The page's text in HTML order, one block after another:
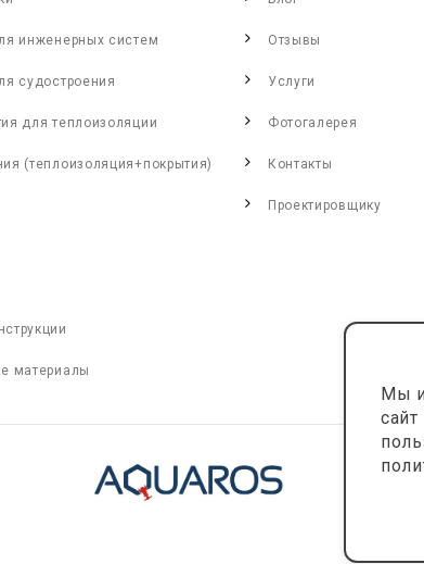
инженерных систем
судостроения
для теплоизоляции
(теплоизоляция+покрытия)
материалы
Отзывы
Услуги
Фотогалерея
Контакты
Проектировщику
Мы